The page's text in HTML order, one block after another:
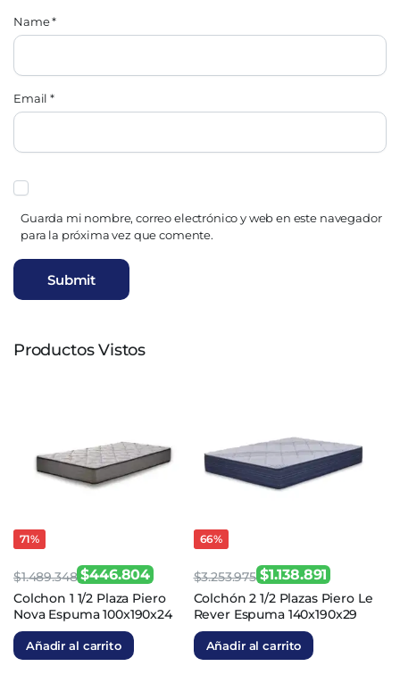
Name*
Email*
Guarda mi nombre, correo electrónico y web en este navegador
para la próxima vez que comente.
Productos Vistos
71%
$1.489.348
El
precio
original
era:
$446.804
El
precio
actual
es:
Colchon 1 1/2 Plaza Piero
Nova Espuma 100x190x24
Añadir al carrito
66%
$3.253.975
El
precio
original
era:
$1.138.891
El
precio
actual
es:
Colchón 2 1/2 Plazas Piero Le
Rever Espuma 140x190x29
Añadir al carrito